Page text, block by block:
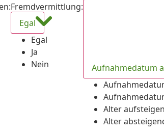
:Fremdvermittlung:
Egal
Egal
Ja
Nein
Aufnahmedatum
Alter
Alter